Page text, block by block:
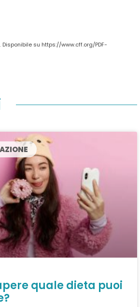
su https://www.cff.org/PDF-
quale dieta puoi